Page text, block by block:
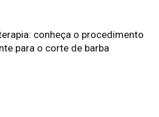
conheça o procedimento
para o corte de barba